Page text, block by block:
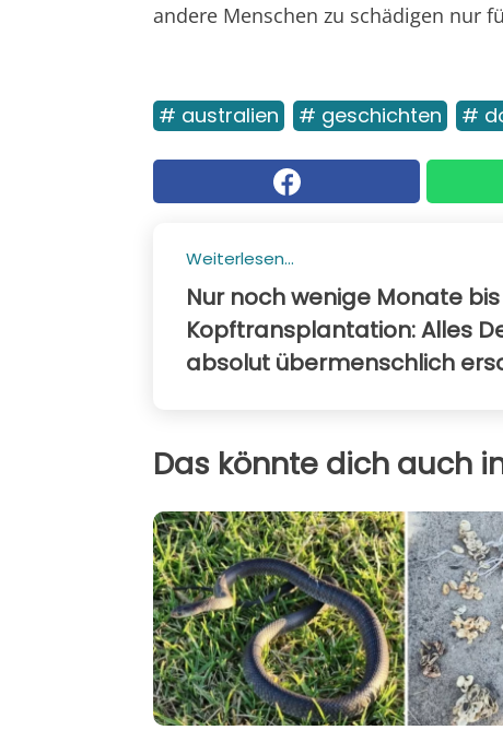
andere Menschen zu schädigen nur
# australien # geschichten #
Weiterlesen...
Nur noch wenige Monate
Kopftransplantation: Alles
absolut übermenschlich
Das könnte dich auch